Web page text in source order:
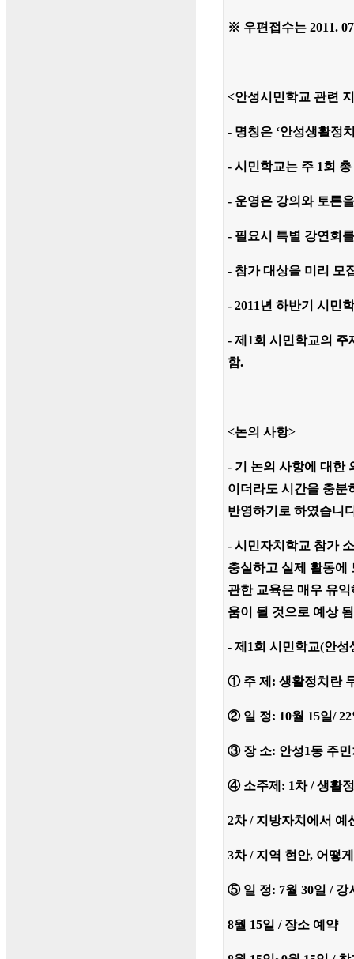
※ 우편접수는 2011.
<안성시민학교 관련
- 명칭은 ‘안성생활정
- 시민학교는 주 1회
- 운영은 강의와 토론
- 필요시 특별 강연회
- 참가 대상을 미리 모
- 2011년 하반기 시민
- 제1회 시민학교의 주
함.
<논의 사항>
- 기 논의 사항에 대한
이더라도 시간을 충분
반영하기로 하였습니
- 시민자치학교 참가
충실하고 실제 활동에
관한 교육은 매우 유
움이 될 것으로 예상
- 제1회 시민학교(안
① 주 제: 생활정치란
② 일 정: 10월 15일/
③ 장 소: 안성1동 주민
④ 소주제: 1차 / 생활
2차 / 지방자치에서 예
3차 / 지역 현안, 어떻
⑤ 일 정: 7월 30일 / 강
8월 15일 / 장소 예약